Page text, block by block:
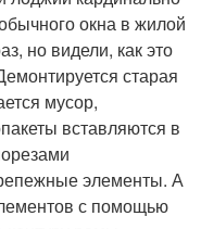
окна в жилой
но видели, как это
старая
мусор,
вставляются в
элементы. А
с помощью